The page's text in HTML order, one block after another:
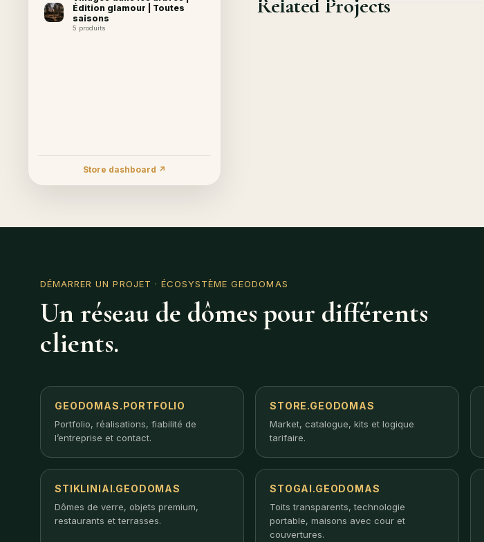
Édition glamour | Toutes
saisons
5 produits
Store dashboard ↗
Related Projects
DÉMARRER UN PROJET · ÉCOSYSTÈME GEODOMAS
Un réseau de dômes pour différents
clients.
GEODOMAS.PORTFOLIO
Portfolio, réalisations, fiabilité de
l’entreprise et contact.
STORE.GEODOMAS
Market, catalogue, kits et logique
tarifaire.
STIKLINIAI.GEODOMAS
Dômes de verre, objets premium,
restaurants et terrasses.
STOGAI.GEODOMAS
Toits transparents, technologie
portable, maisons avec cour et
couvertures.